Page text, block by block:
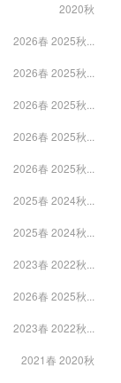
2020秋
2026春 2025秋...
2026春 2025秋...
2026春 2025秋...
2026春 2025秋...
2026春 2025秋...
2025春 2024秋...
2025春 2024秋...
2023春 2022秋...
2026春 2025秋...
2023春 2022秋...
2021春 2020秋